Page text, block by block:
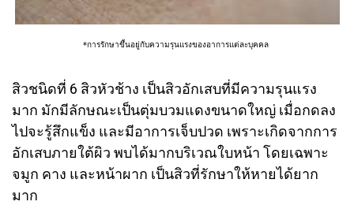
*การรักษาขึ้นอยู่กับความรุนแรงของอาการแต่ละบุคคล
สิวชนิดที่ 6 สิวหัวช้าง เป็นสิวอักเสบที่มีความรุนแรง
มาก มักมีลักษณะเป็นตุ่มบวมแดงขนาดใหญ่ เมื่อกดลง
ไปจะรู้สึกแข็ง และมีอาการเจ็บปวด เพราะเกิดจากการ
อักเสบภายใต้ผิว พบได้มากบริเวณใบหน้า โดยเฉพาะ
จมูก คาง และหน้าผาก เป็นสิวที่รักษาให้หายได้ยาก
มาก